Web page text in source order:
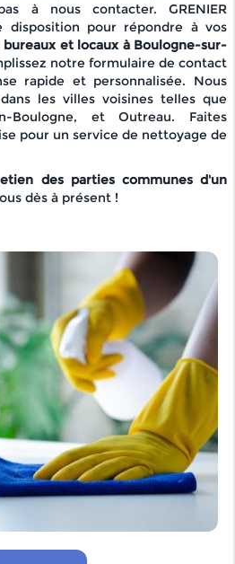
à nous contacter. GRENIER
disposition pour répondre à vos
et locaux à Boulogne-sur-
notre formulaire de contact
rapide et personnalisée. Nous
les villes voisines telles que
Boulogne, et Outreau. Faites
pour un service de nettoyage de
des parties communes d'un
dès à présent !